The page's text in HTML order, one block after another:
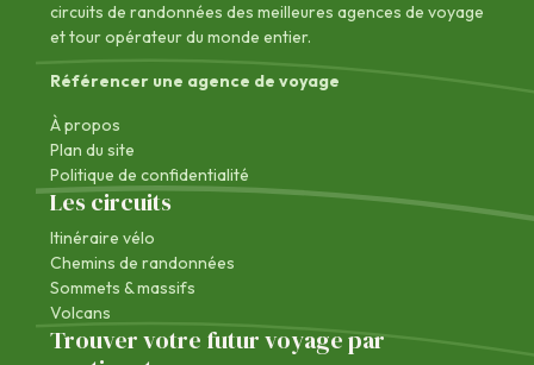
circuits de randonnées des meilleures agences de voyage
et tour opérateur du monde entier.
Référencer une agence de voyage
À propos
Plan du site
Politique de confidentialité
Les circuits
Itinéraire vélo
Chemins de randonnées
Sommets & massifs
Volcans
Trouver votre futur voyage par